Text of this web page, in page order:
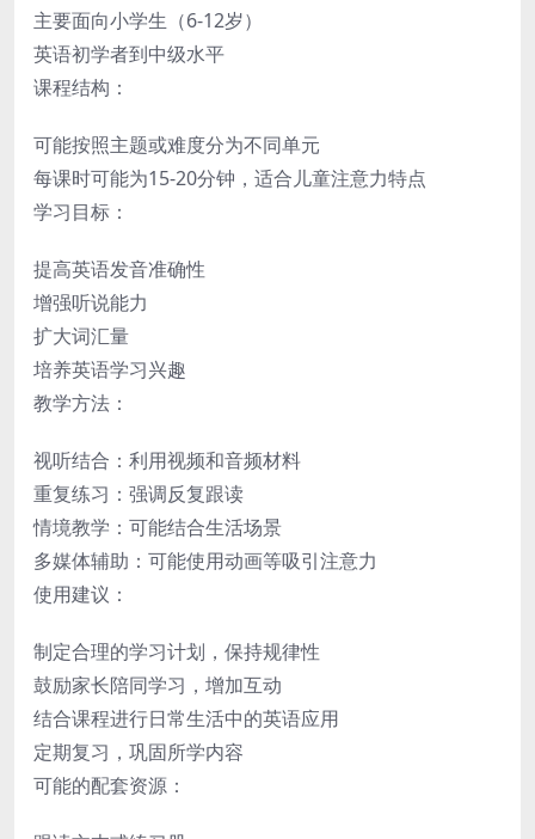
主要面向小学生（6-12岁）
英语初学者到中级水平
课程结构：
可能按照主题或难度分为不同单元
每课时可能为15-20分钟，适合儿童注意力特点
学习目标：
提高英语发音准确性
增强听说能力
扩大词汇量
培养英语学习兴趣
教学方法：
视听结合：利用视频和音频材料
重复练习：强调反复跟读
情境教学：可能结合生活场景
多媒体辅助：可能使用动画等吸引注意力
使用建议：
制定合理的学习计划，保持规律性
鼓励家长陪同学习，增加互动
结合课程进行日常生活中的英语应用
定期复习，巩固所学内容
可能的配套资源：